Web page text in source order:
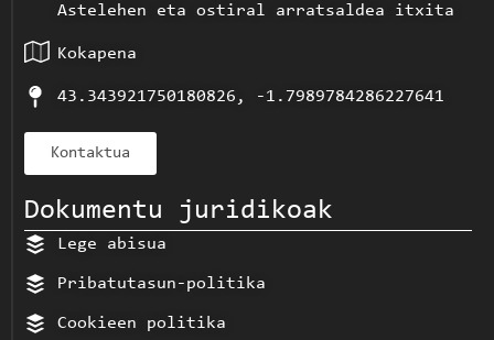
Astelehen eta ostiral arratsaldea itxita
Kokapena
43.343921750180826, -1.7989784286227641
Kontaktua
Dokumentu juridikoak
Lege abisua
Pribatutasun-politika
Cookieen politika